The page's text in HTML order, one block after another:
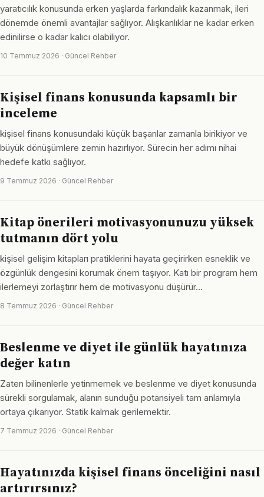
yaratıcılık konusunda erken yaşlarda farkındalık kazanmak, ileri
dönemde önemli avantajlar sağlıyor. Alışkanlıklar ne kadar erken
edinilirse o kadar kalıcı olabiliyor.
10 Temmuz 2026 · Güncel Rehber
Kişisel finans konusunda kapsamlı bir
inceleme
kişisel finans konusundaki küçük başarılar zamanla birikiyor ve
büyük dönüşümlere zemin hazırlıyor. Sürecin her adımı nihai
hedefe katkı sağlıyor.
9 Temmuz 2026 · Güncel Rehber
Kitap önerileri motivasyonunuzu yüksek
tutmanın dört yolu
kişisel gelişim kitapları pratiklerini hayata geçirirken esneklik ve
özgünlük dengesini korumak önem taşıyor. Katı bir program hem
ilerlemeyi zorlaştırır hem de motivasyonu düşürür…
8 Temmuz 2026 · Güncel Rehber
Beslenme ve diyet ile günlük hayatınıza
değer katın
Zaten bilinenlerle yetinmemek ve beslenme ve diyet konusunda
sürekli sorgulamak, alanın sunduğu potansiyeli tam anlamıyla
ortaya çıkarıyor. Statik kalmak gerilemektir.
7 Temmuz 2026 · Güncel Rehber
Hayatınızda kişisel finans önceliğini nasıl
artırırsınız?